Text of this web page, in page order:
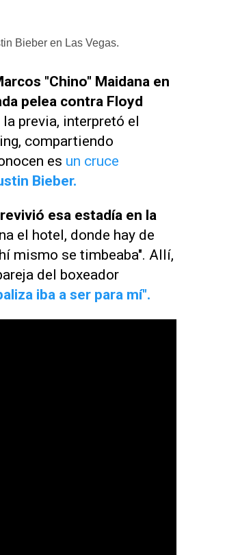
Bieber en Las Vegas.
"Chino" Maidana en
pelea contra Floyd
previa, interpretó el
compartiendo
es un cruce
Bieber.
esa estadía en la
el hotel, donde hay de
mismo se timbeaba". Allí,
del boxeador
iba a ser para mí".